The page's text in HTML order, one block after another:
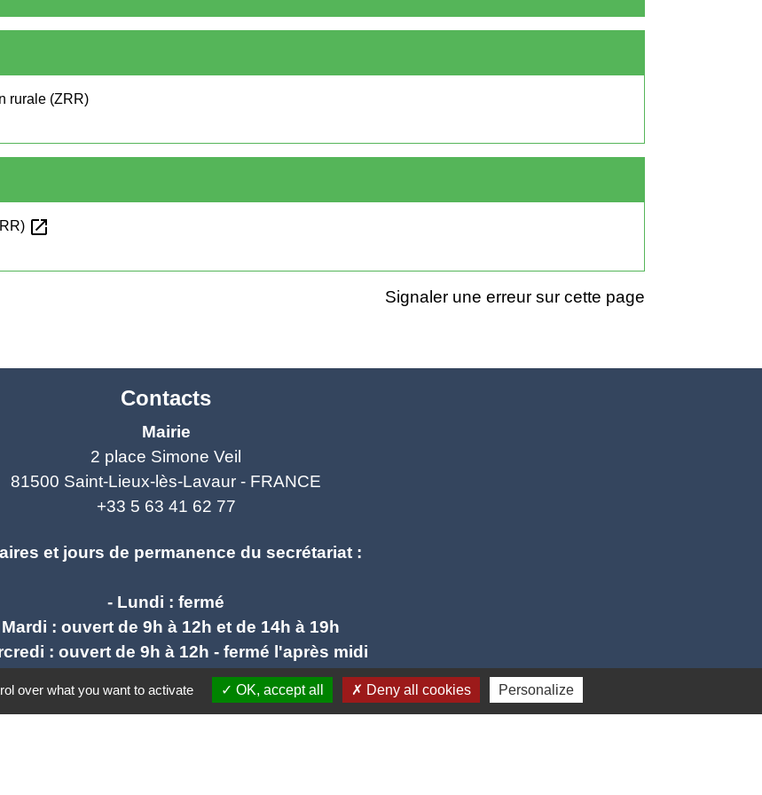
rurale (ZRR)
open_in_new
Signaler une erreur sur cette page
Contacts
Mairie
2 place Simone Veil
81500 Saint-Lieux-lès-Lavaur - FRANCE
+33 5 63 41 62 77
et jours de permanence du secrétariat :
- Lundi : fermé
: ouvert de 9h à 12h et de 14h à 19h
: ouvert de 9h à 12h - fermé l'après midi
- Jeudi : ouvert de 9h à 12h et de 14h à 17h
: ouvert de 9h à 12h et de 14h à 17h
over what you want to activate OK, accept all Deny all cookies Personalize